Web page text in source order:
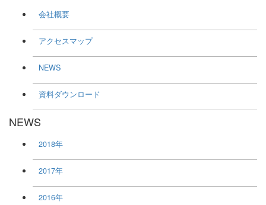
会社概要
アクセスマップ
NEWS
資料ダウンロード
NEWS
2018年
2017年
2016年